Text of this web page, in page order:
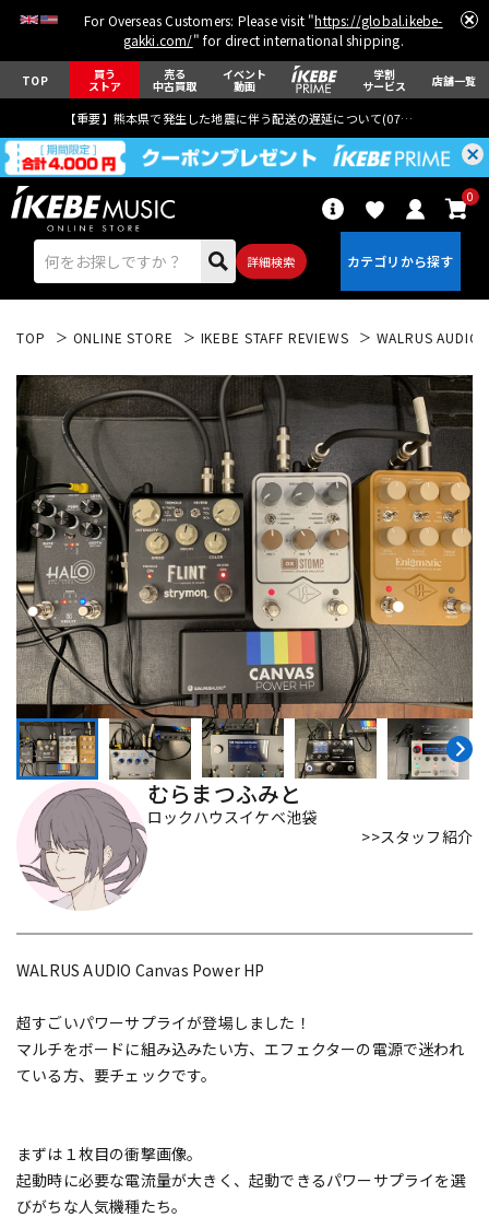
For Overseas Customers: Please visit "https://global.ikebe-
gakki.com/" for direct international shipping.
TOP 買う
ストア
売る
中古買取
イベント
動画
学割
サービス 店舗一覧
【重要】熊本県で発生した地震に伴う配送の遅延について(07月29日
詳細検索
0
アコギ/エレアコ
ベース ウクレレ
ドラム パーカッション
キーボード 電子ピアノ
管楽器 その他楽器
アンプ エフェクター
DJ機器
配信/ライブ機器
中古
TOP ONLINE STORE IKEBE STAFF REVIEWS WALRUS
むらまつふみと
ロックハウスイケベ池袋
>>スタッフ紹介
WALRUS AUDIO Canvas Power HP
超すごいパワーサプライが登場しました！
マルチをボードに組み込みたい方、エフェクターの電源で迷われ
ている方、要チェックです。
まずは１枚目の衝撃画像。
起動時に必要な電流量が大きく、起動できるパワーサプライを選
びがちな人気機種たち。